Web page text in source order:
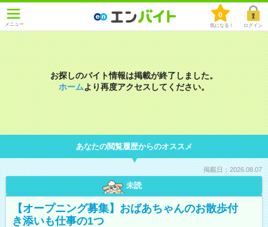
メニュー
0
気になる！ ログイン
お探しのバイト情報は掲載が終了しました。
ホームより再度アクセスしてください。
あなたの閲覧履歴からのオススメ
掲載日：2026.08.07
未読
【オープニング募集】おばあちゃんのお散歩付
き添いも仕事の1つ